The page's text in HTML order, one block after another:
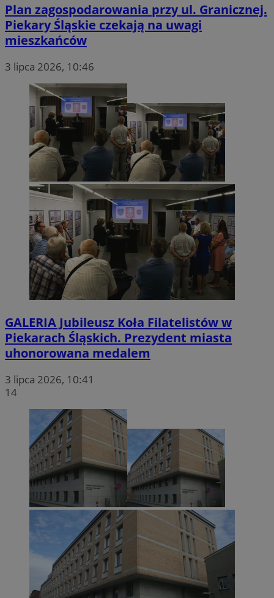
Plan zagospodarowania przy ul. Granicznej.
Piekary Śląskie czekają na uwagi
mieszkańców
3 lipca 2026, 10:46
GALERIA Jubileusz Koła Filatelistów w
Piekarach Śląskich. Prezydent miasta
uhonorowana medalem
3 lipca 2026, 10:41
14